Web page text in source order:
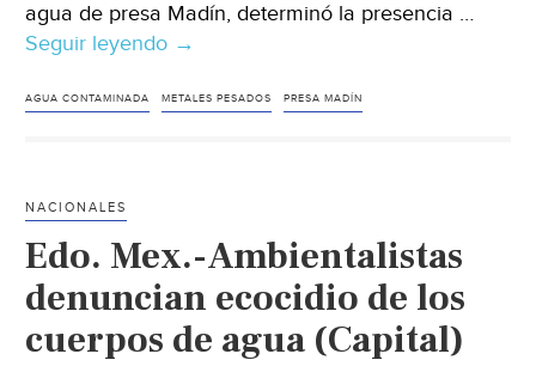
agua de presa Madín, determinó la presencia …
Seguir leyendo Edomex.-
metales
en
de
Presa
→
AGUA CONTAMINADA METALES PESADOS PRESA MADÍN
NACIONALES
Edo. Mex.-Ambientalistas
denuncian ecocidio de los
cuerpos de agua (Capital)